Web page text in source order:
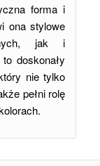
forma i
ona stylowe
jak i
doskonały
nie tylko
pełni rolę